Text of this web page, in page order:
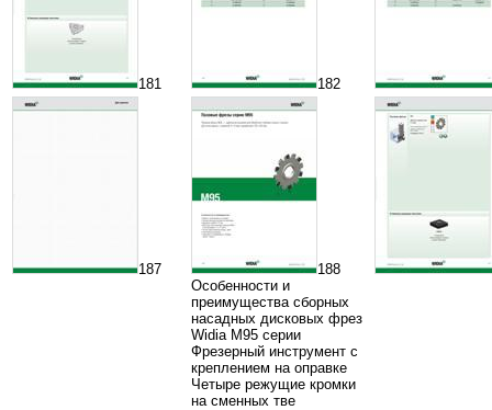
181 182
187
188
Особенности и
преимущества сборных
насадных дисковых фрез
Widia M95 серии
Фрезерный инструмент с
креплением на оправке
Четыре режущие кромки
на сменных тве